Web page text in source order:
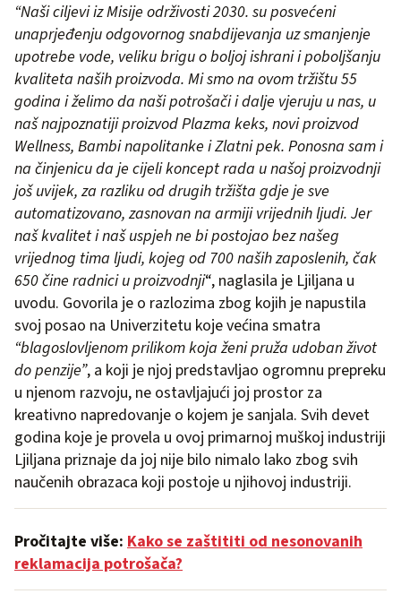
“Naši ciljevi iz Misije održivosti 2030. su posvećeni
unaprjeđenju odgovornog snabdijevanja uz smanjenje
upotrebe vode, veliku brigu o boljoj ishrani i poboljšanju
kvaliteta naših proizvoda. Mi smo na ovom tržištu 55
godina i želimo da naši potrošači i dalje vjeruju u nas, u
naš najpoznatiji proizvod Plazma keks, novi proizvod
Wellness, Bambi napolitanke i Zlatni pek. Ponosna sam i
na činjenicu da je cijeli koncept rada u našoj proizvodnji
još uvijek, za razliku od drugih tržišta gdje je sve
automatizovano, zasnovan na armiji vrijednih ljudi. Jer
naš kvalitet i naš uspjeh ne bi postojao bez našeg
vrijednog tima ljudi, kojeg od 700 naših zaposlenih, čak
650 čine radnici u proizvodnji“, naglasila je Ljiljana u
uvodu. Govorila je o razlozima zbog kojih je napustila
svoj posao na Univerzitetu koje većina smatra
“blagoslovljenom prilikom koja ženi pruža udoban život
do penzije”, a koji je njoj predstavljao ogromnu prepreku
u njenom razvoju, ne ostavljajući joj prostor za
kreativno napredovanje o kojem je sanjala. Svih devet
godina koje je provela u ovoj primarnoj muškoj industriji
Ljiljana priznaje da joj nije bilo nimalo lako zbog svih
naučenih obrazaca koji postoje u njihovoj industriji.
Pročitajte više: Kako se zaštititi od nesonovanih
reklamacija potrošača?